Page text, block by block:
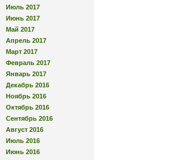
Июль 2017
Июнь 2017
Май 2017
Апрель 2017
Март 2017
Февраль 2017
Январь 2017
Декабрь 2016
Ноябрь 2016
Октябрь 2016
Сентябрь 2016
Август 2016
Июль 2016
Июнь 2016